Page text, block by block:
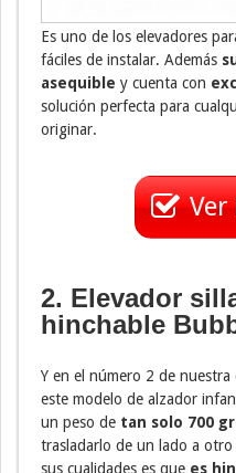
Es uno de los elevadores
fáciles de instalar. Además
asequible y cuenta con
solución perfecta para
originar.
2. Elevador
hinchable
Y en el número 2 de
este modelo de alzador
un peso de tan solo 700
trasladarlo de un lado a
sus cualidades es que es